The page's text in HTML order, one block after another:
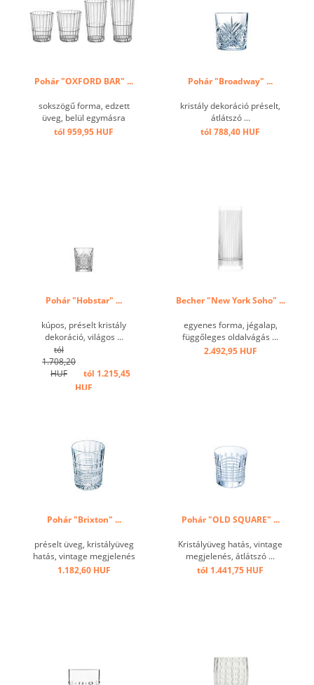
Pohár "OXFORD BAR" ...
sokszögű forma, edzett
üveg, belül egymásra
rakható ...
tól 959,95 HUF
Pohár "Broadway" ...
kristály dekoráció préselt,
átlátszó ...
tól 788,40 HUF
Pohár "Hobstar" ...
kúpos, préselt kristály
dekoráció, világos ...
tól
1.708,20
HUF
tól 1.215,45
HUF
Becher "New York Soho" ...
egyenes forma, jégalap,
függőleges oldalvágás ...
2.492,95 HUF
Pohár "Brixton" ...
préselt üveg, kristályüveg
hatás, vintage megjelenés
...
1.182,60 HUF
Pohár "OLD SQUARE" ...
Kristályüveg hatás, vintage
megjelenés, átlátszó ...
tól 1.441,75 HUF